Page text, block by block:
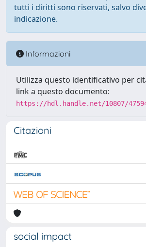
tutti i diritti sono riservati, salvo
indicazione.
Informazioni
Utilizza questo identificativo per
link a questo documento:
https://hdl.handle.net/10807/
Citazioni
social impact